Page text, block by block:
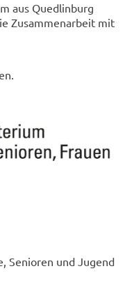
aus Quedlinburg
Zusammenarbeit mit
Senioren und Jugend